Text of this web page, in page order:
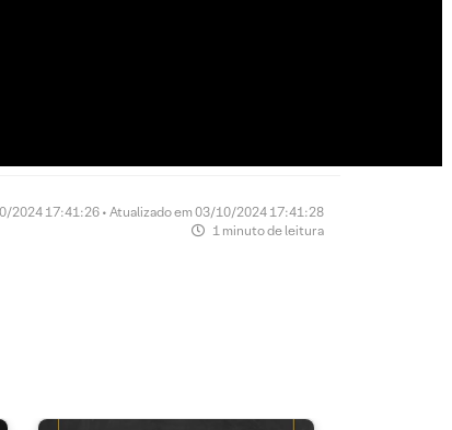
2024 17:41:26 • Atualizado em 03/10/2024 17:41:28
1 minuto de leitura